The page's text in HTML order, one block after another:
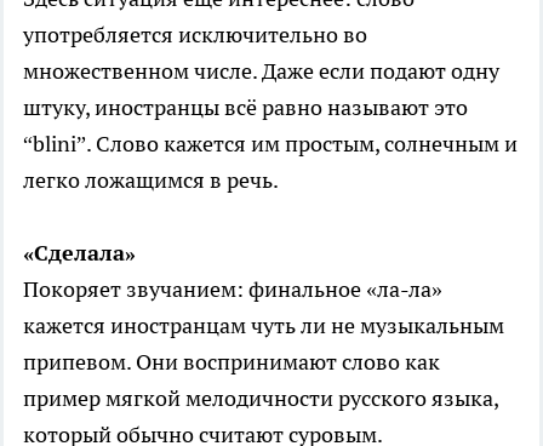
употребляется исключительно во
множественном числе. Даже если подают одну
штуку, иностранцы всё равно называют это
“blini”. Слово кажется им простым, солнечным и
легко ложащимся в речь.
«Сделала»
Покоряет звучанием: финальное «ла-ла»
кажется иностранцам чуть ли не музыкальным
припевом. Они воспринимают слово как
пример мягкой мелодичности русского языка,
который обычно считают суровым.